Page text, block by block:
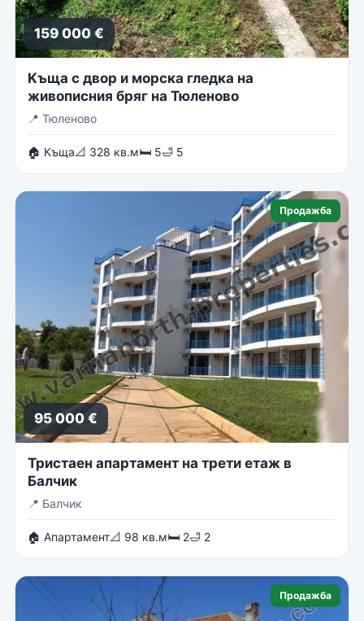
159 000 €
Kъща с двор и морска гледка на
живописния бряг на Тюленово
📍 Тюленово
🏠 Къща📐 328 кв.м🛏 5🛁 5
Продажба
95 000 €
Тристаен апартамент на трети етаж в
Балчик
📍 Балчик
🏠 Апартамент📐 98 кв.м🛏 2🛁 2
Продажба